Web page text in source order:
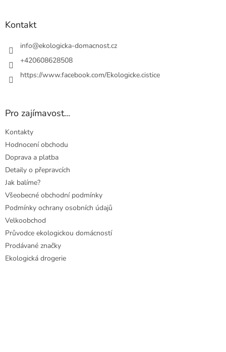
Kontakt
info@ekologicka-domacnost.cz
+420608628508
https://www.facebook.com/Ekologicke.cistice
Pro zajímavost...
Kontakty
Hodnocení obchodu
Doprava a platba
Detaily o přepravcích
Jak balíme?
Všeobecné obchodní podmínky
Podmínky ochrany osobních údajů
Velkoobchod
Průvodce ekologickou domácností
Prodávané značky
Ekologická drogerie